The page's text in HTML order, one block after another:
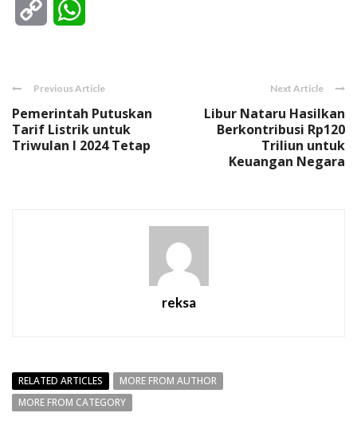
Copy
Previous Article
Pemerintah Putuskan
Tarif Listrik untuk
Triwulan I 2024 Tetap
Next Article
Libur Nataru Hasilkan
Berkontribusi Rp120
Triliun untuk
Keuangan Negara
reksa
RELATED ARTICLES
MORE FROM AUTHOR
MORE FROM CATEGORY